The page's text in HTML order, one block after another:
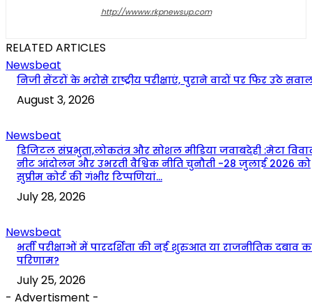
http://wwww.rkpnewsup.com
RELATED ARTICLES
Newsbeat
निजी सेंटरों के भरोसे राष्ट्रीय परीक्षाएं, पुराने वादों पर फिर उठे
August 3, 2026
Newsbeat
डिजिटल संप्रभुता,लोकतंत्र और सोशल मीडिया जवाबदेही :मेटा
नीट आंदोलन और उभरती वैश्विक नीति चुनौती -28 जुलाई 2026 को
सुप्रीम कोर्ट की गंभीर टिप्पणियां...
July 28, 2026
Newsbeat
भर्ती परीक्षाओं में पारदर्शिता की नई शुरुआत या राजनीतिक दबाव
परिणाम?
July 25, 2026
- Advertisment -